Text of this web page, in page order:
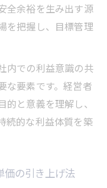
全余裕を生み出す源
を把握し、目標管理
内での利益意識の共
な要素です。経営者
と意義を理解し、
続的な利益体質を築
価の引き上げ法